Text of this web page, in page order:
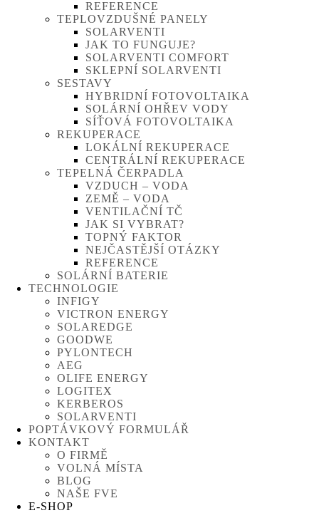
REFERENCE
TEPLOVZDUŠNÉ PANELY
SOLARVENTI
JAK TO FUNGUJE?
SOLARVENTI COMFORT
SKLEPNÍ SOLARVENTI
SESTAVY
HYBRIDNÍ FOTOVOLTAIKA
SOLÁRNÍ OHŘEV VODY
SÍŤOVÁ FOTOVOLTAIKA
REKUPERACE
LOKÁLNÍ REKUPERACE
CENTRÁLNÍ REKUPERACE
TEPELNÁ ČERPADLA
VZDUCH – VODA
ZEMĚ – VODA
VENTILAČNÍ TČ
JAK SI VYBRAT?
TOPNÝ FAKTOR
NEJČASTĚJŠÍ OTÁZKY
REFERENCE
SOLÁRNÍ BATERIE
TECHNOLOGIE
INFIGY
VICTRON ENERGY
SOLAREDGE
GOODWE
PYLONTECH
AEG
OLIFE ENERGY
LOGITEX
KERBEROS
SOLARVENTI
POPTÁVKOVÝ FORMULÁŘ
KONTAKT
O FIRMĚ
VOLNÁ MÍSTA
BLOG
NAŠE FVE
E-SHOP